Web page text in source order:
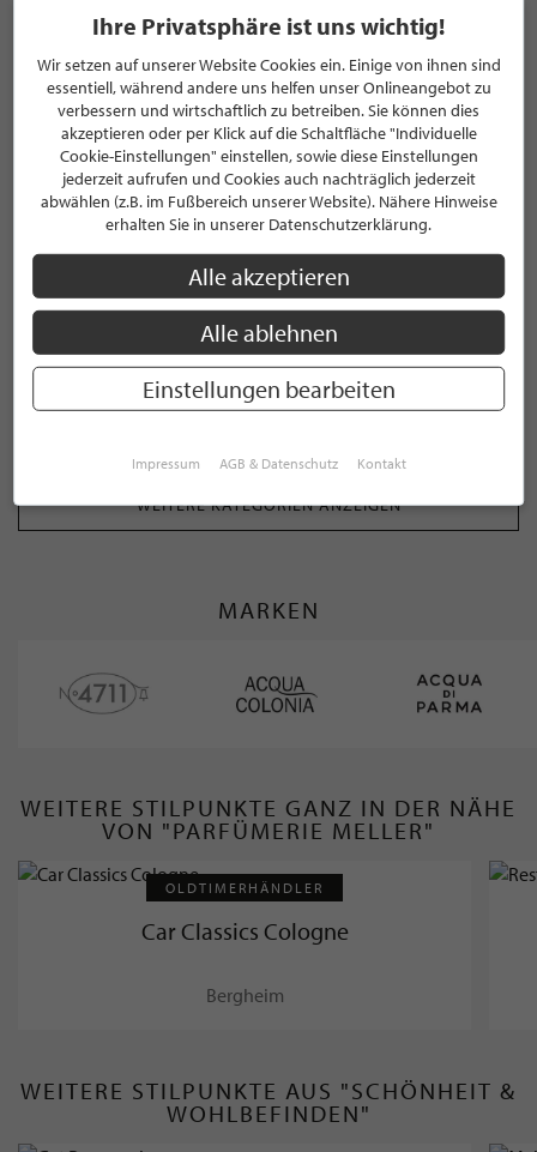
WEITERE KUNDENBEWERTUNGEN ANZEIGEN
KATEGORIEN
Augenpflege
Beauty
Damenduft
Damenpflege
WEITERE KATEGORIEN ANZEIGEN
MARKEN
WEITERE STILPUNKTE GANZ IN DER NÄHE
VON "PARFÜMERIE MELLER"
OLDTIMERHÄNDLER
Car Classics Cologne
Bergheim
WEITERE STILPUNKTE AUS "SCHÖNHEIT &
WOHLBEFINDEN"
Ihre Privatsphäre ist uns wichtig!
Wir setzen auf unserer Website Cookies ein. Einige von ihnen sind
essentiell, während andere uns helfen unser Onlineangebot zu
verbessern und wirtschaftlich zu betreiben. Sie können dies
akzeptieren oder per Klick auf die Schaltfläche "Individuelle
Cookie-Einstellungen" einstellen, sowie diese Einstellungen
jederzeit aufrufen und Cookies auch nachträglich jederzeit
abwählen (z.B. im Fußbereich unserer Website). Nähere Hinweise
erhalten Sie in unserer Datenschutzerklärung.
Alle akzeptieren
Alle ablehnen
Einstellungen bearbeiten
Impressum AGB & Datenschutz Kontakt